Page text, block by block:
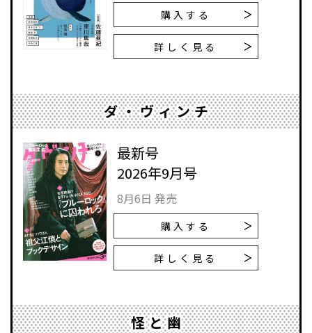
購入する
詳しく見る
ダ・ヴィンチ
最新号
2026年9月号
8月6日 発売
購入する
詳しく見る
怪と幽